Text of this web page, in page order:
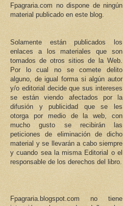
Fpagraria.com no dispone de ningún
material publicado en este blog.
Solamente están publicados los
enlaces a los materiales que son
tomados de otros sitios de la Web.
Por lo cual no se comete delito
alguno, de igual forma si algún autor
y/o editorial decide que sus intereses
se están viendo afectados por la
difusión y publicidad que se les
otorga por medio de la web, con
mucho gusto se recibirán las
peticiones de eliminación de dicho
material y se llevarán a cabo siempre
y cuando sea la misma Editorial o el
responsable de los derechos del libro.
Fpagraria.blogspot.com no tiene